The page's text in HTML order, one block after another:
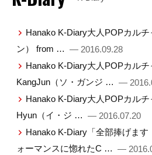
Hanako K-Diary大人POPカル
ン） from … — 2016.09.28
Hanako K-Diary大人POPカル
KangJun（ソ・ガンジ … —
Hanako K-Diary大人POPカル
Hyun（イ・ジ … — 2016.07.20
Hanako K-Diary「全部捧げま
ォーマンスに惚れたC … —